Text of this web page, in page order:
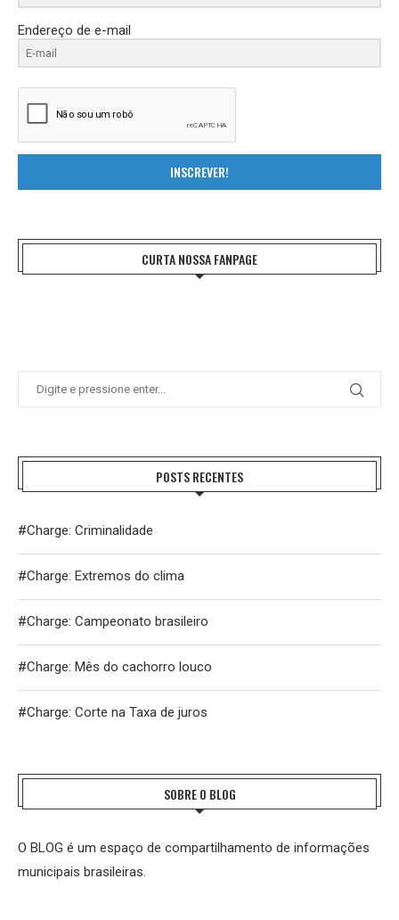
Endereço de e-mail
INSCREVER!
CURTA NOSSA FANPAGE
POSTS RECENTES
#Charge: Criminalidade
#Charge: Extremos do clima
#Charge: Campeonato brasileiro
#Charge: Mês do cachorro louco
#Charge: Corte na Taxa de juros
SOBRE O BLOG
O BLOG é um espaço de compartilhamento de informações
municipais brasileiras.